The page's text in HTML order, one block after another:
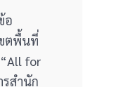
อ
ตพื้นที่
for
รสำนัก